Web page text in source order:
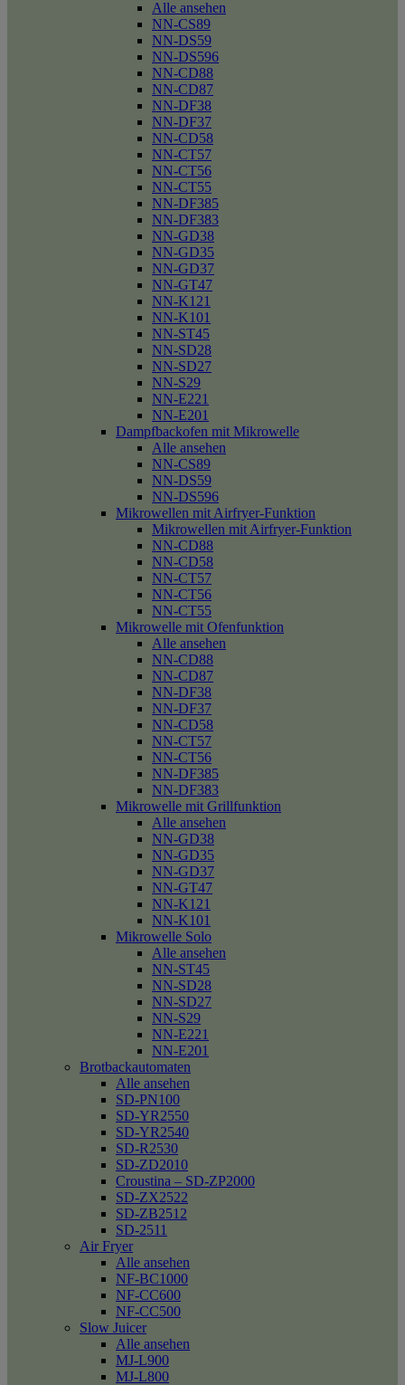
Alle ansehen
NN-CS89
NN-DS59
NN-DS596
NN-CD88
NN-CD87
NN-DF38
NN-DF37
NN-CD58
NN-CT57
NN-CT56
NN-CT55
NN-DF385
NN-DF383
NN-GD38
NN-GD35
NN-GD37
NN-GT47
NN-K121
NN-K101
NN-ST45
NN-SD28
NN-SD27
NN-S29
NN-E221
NN-E201
Dampfbackofen mit Mikrowelle
Alle ansehen
NN-CS89
NN-DS59
NN-DS596
Mikrowellen mit Airfryer-Funktion
Mikrowellen mit Airfryer-Funktion
NN-CD88
NN-CD58
NN-CT57
NN-CT56
NN-CT55
Mikrowelle mit Ofenfunktion
Alle ansehen
NN-CD88
NN-CD87
NN-DF38
NN-DF37
NN-CD58
NN-CT57
NN-CT56
NN-DF385
NN-DF383
Mikrowelle mit Grillfunktion
Alle ansehen
NN-GD38
NN-GD35
NN-GD37
NN-GT47
NN-K121
NN-K101
Mikrowelle Solo
Alle ansehen
NN-ST45
NN-SD28
NN-SD27
NN-S29
NN-E221
NN-E201
Brotbackautomaten
Alle ansehen
SD-PN100
SD-YR2550
SD-YR2540
SD-R2530
SD-ZD2010
Croustina – SD-ZP2000
SD-ZX2522
SD-ZB2512
SD-2511
Air Fryer
Alle ansehen
NF-BC1000
NF-CC600
NF-CC500
Slow Juicer
Alle ansehen
MJ-L900
MJ-L800